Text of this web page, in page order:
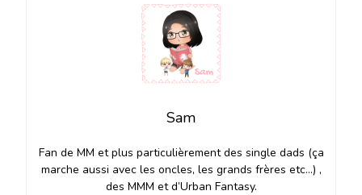
Sam
Fan de MM et plus particulièrement des single dads (ça
marche aussi avec les oncles, les grands frères etc…) ,
des MMM et d’Urban Fantasy.